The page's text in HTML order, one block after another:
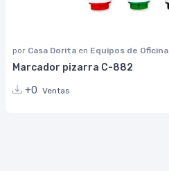
por Casa Dorita en Equipos de Oficina
Marcador pizarra C-882
+0 Ventas